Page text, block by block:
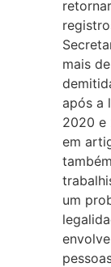
mais
após a
2020 e
em
um